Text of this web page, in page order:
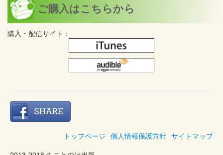
ご購入はこちらから
購入・配信サイト：
トップページ 個人情報保護方針 サイトマップ